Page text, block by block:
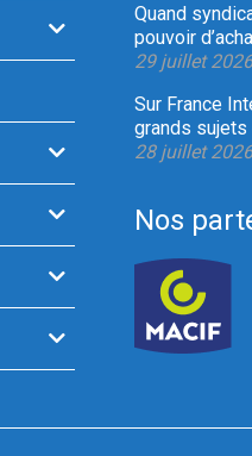
Quand
pouvoir
29 juillet 2026
Sur France
grands sujets
28 juillet 2026
Nos